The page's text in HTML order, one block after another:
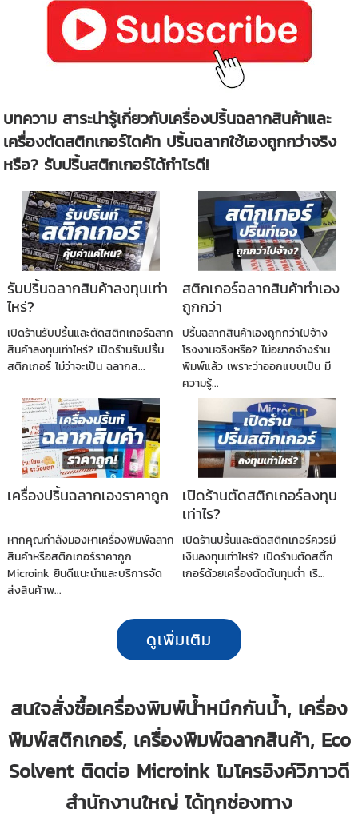
บทความ สาระน่ารู้เกี่ยวกับเครื่องปริ้นฉลากสินค้าและ
เครื่องตัดสติกเกอร์ไดคัท ปริ้นฉลากใช้เองถูกกว่าจริง
หรือ? รับปริ้นสติกเกอร์ได้กำไรดี!
รับปริ้นฉลากสินค้าลงทุนเท่า
ไหร่?
เปิดร้านรับปริ้นและตัดสติกเกอร์ฉลาก
สินค้าลงทุนเท่าไหร่? เปิดร้านรับปริ้น
สติกเกอร์ ไม่ว่าจะเป็น ฉลากส...
สติกเกอร์ฉลากสินค้าทำเอง
ถูกกว่า
ปริ้นฉลากสินค้าเองถูกกว่าไปจ้าง
โรงงานจริงหรือ? ไม่อยากจ้างร้าน
พิมพ์แล้ว เพราะว่าออกแบบเป็น มี
ความรู้...
เครื่องปริ้นฉลากเองราคาถูก
หากคุณกำลังมองหาเครื่องพิมพ์ฉลาก
สินค้าหรือสติกเกอร์ราคาถูก
Microink ยินดีแนะนำและบริการจัด
ส่งสินค้าพ...
เปิดร้านตัดสติกเกอร์ลงทุน
เท่าไร?
เปิดร้านปริ้นและตัดสติกเกอร์ควรมี
เงินลงทุนเท่าไหร่? เปิดร้านตัดสติ้ก
เกอร์ด้วยเครื่องตัดต้นทุนต่ำ เริ...
ดูเพิ่มเติม
สนใจสั่งซื้อเครื่องพิมพ์น้ำหมึกกันน้ำ, เครื่อง
พิมพ์สติกเกอร์, เครื่องพิมพ์ฉลากสินค้า, Eco
Solvent ติดต่อ Microink ไมโครอิงค์วิภาวดี
สำนักงานใหญ่ ได้ทุกช่องทาง